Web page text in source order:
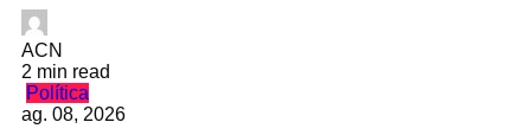
ACN
2 min read
Política
ag. 08, 2026